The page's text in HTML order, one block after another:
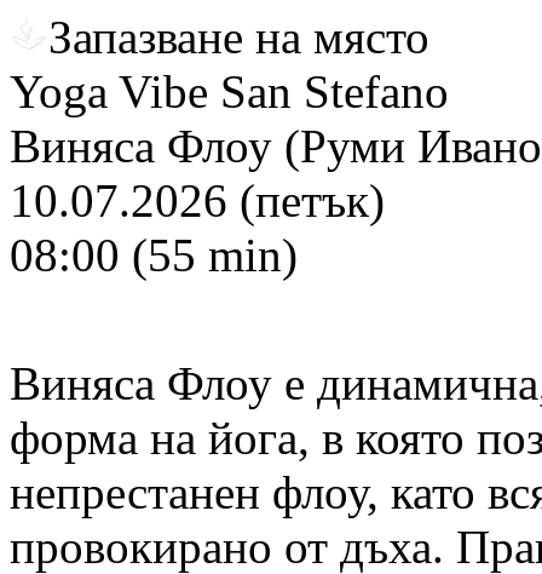
Запазване на място
Yoga Vibe San Stefano
Виняса Флоу (Руми
10.07.2026 (петък)
08:00 (55 min)
Виняса Флоу е
форма на йога, в която
непрестанен флоу, като
провокирано от дъха.